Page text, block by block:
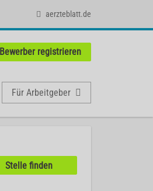
aerzteblatt.de
registrieren
Für Arbeitgeber